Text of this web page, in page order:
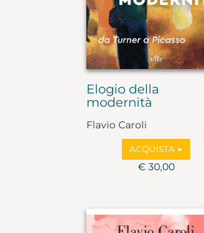
Elogio della
modernità
Flavio Caroli
ACQUISTA
€ 30,00